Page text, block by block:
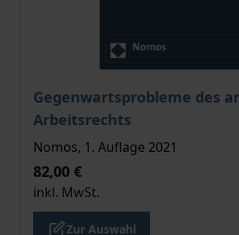
Gegenwartsprobleme des
Arbeitsrechts
Der Preis dieses Titels richtet
Nomos, 1. Auflage 2021
82,00 €
inkl. MwSt.
Zur Auswahl